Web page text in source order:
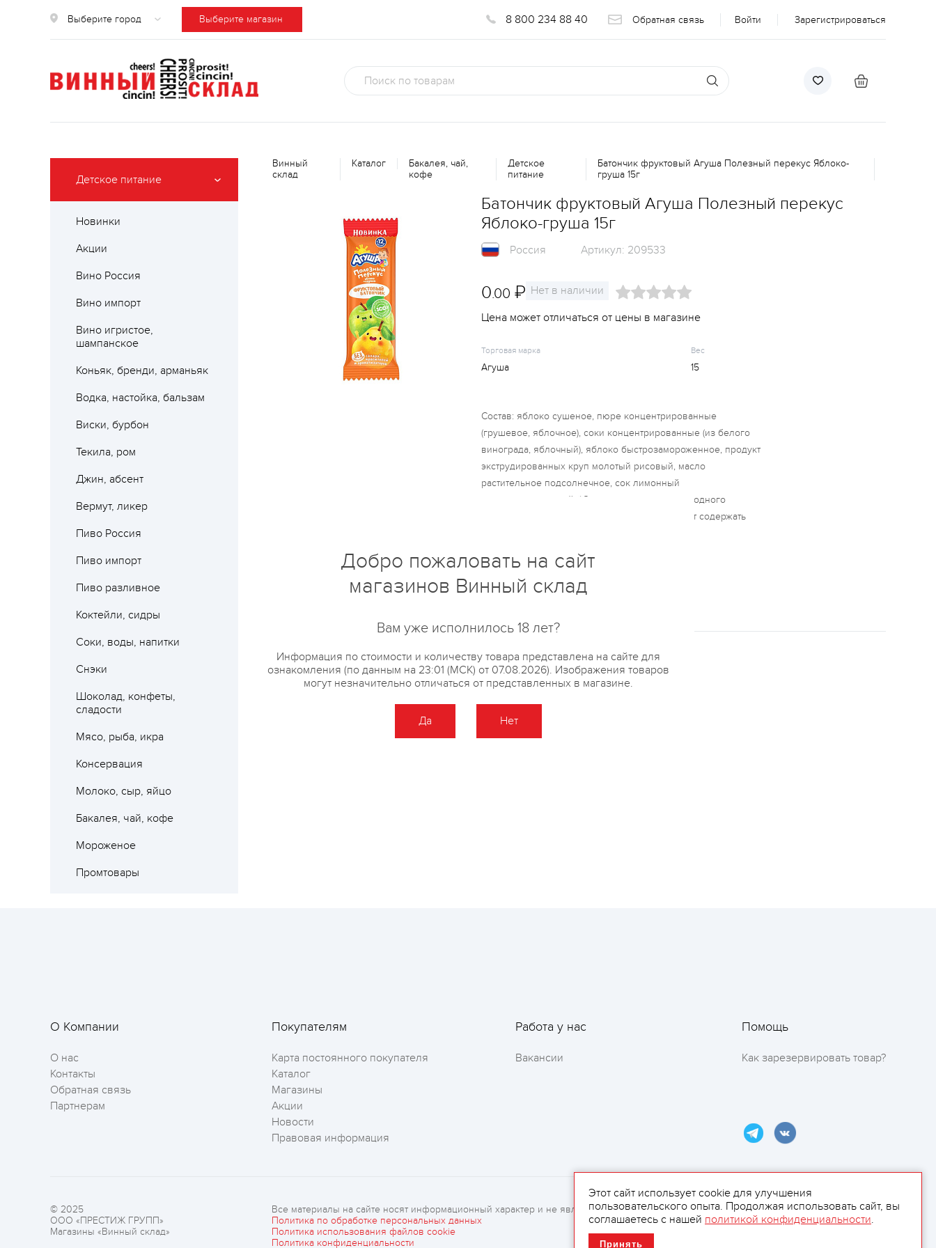
Выберите город Выберите магазин 8 800 234 88 40 Обратная связь Войти Зарегистрироваться
Детское питание
Новинки
Акции
Вино Россия
Вино импорт
Вино игристое,
шампанское
Коньяк, бренди, арманьяк
Водка, настойка, бальзам
Виски, бурбон
Текила, ром
Джин, абсент
Вермут, ликер
Пиво Россия
Пиво импорт
Пиво разливное
Коктейли, сидры
Соки, воды, напитки
Снэки
Шоколад, конфеты,
сладости
Мясо, рыба, икра
Консервация
Молоко, сыр, яйцо
Бакалея, чай, кофе
Мороженое
Промтовары
Винный
склад
Каталог
Бакалея, чай,
кофе
Детское
питание
Батончик фруктовый Агуша Полезный перекус Яблоко-
груша 15г
Батончик фруктовый Агуша Полезный перекус
Яблоко-груша 15г
Россия Артикул: 209533
0.00 ₽ Нет в наличии
Цена может отличаться от цены в магазине
Торговая марка
Агуша
Вес
15
Состав: яблоко сушеное, пюре концентрированные
(грушевое, яблочное), соки концентрированные (из белого
винограда, яблочный), яблоко быстрозамороженное, продукт
экструдированных круп молотый рисовый, масло
растительное подсолнечное, сок лимонный
концентрированный. *Содержатся сахара природного
(естественного) происхождения. Продукт может содержать
О Компании
О нас
Контакты
Обратная связь
Партнерам
Покупателям
Карта постоянного покупателя
Каталог
Магазины
Акции
Новости
Правовая информация
Работа у нас
Вакансии
Помощь
Как зарезервировать товар?
© 2025
ООО «ПРЕСТИЖ ГРУПП»
Магазины «Винный склад»
Все материалы на сайте носят информационный характер и не являются рекламой.
Политика по обработке персональных данных
Политика использования файлов cookie
Политика конфиденциальности
Этот сайт использует cookie для улучшения
пользовательского опыта. Продолжая использовать сайт, вы
соглашаетесь с нашей политикой конфиденциальности.
Принять
Добро пожаловать на сайт
магазинов Винный склад
Вам уже исполнилось 18 лет?
Информация по стоимости и количеству товара представлена на сайте для
ознакомления (по данным на 23:01 (МСК) от 07.08.2026). Изображения товаров
могут незначительно отличаться от представленных в магазине.
Да Нет